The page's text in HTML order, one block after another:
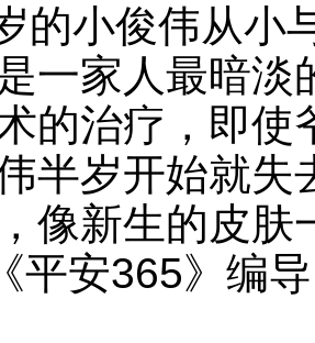
小俊伟从小与
一家人最暗淡
的治疗，即使
半岁开始就
像新生的皮
平安365》编